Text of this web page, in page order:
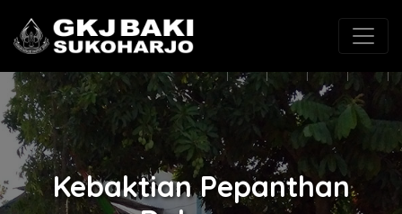
(0271) 625546 gkjbaki@gmail.com